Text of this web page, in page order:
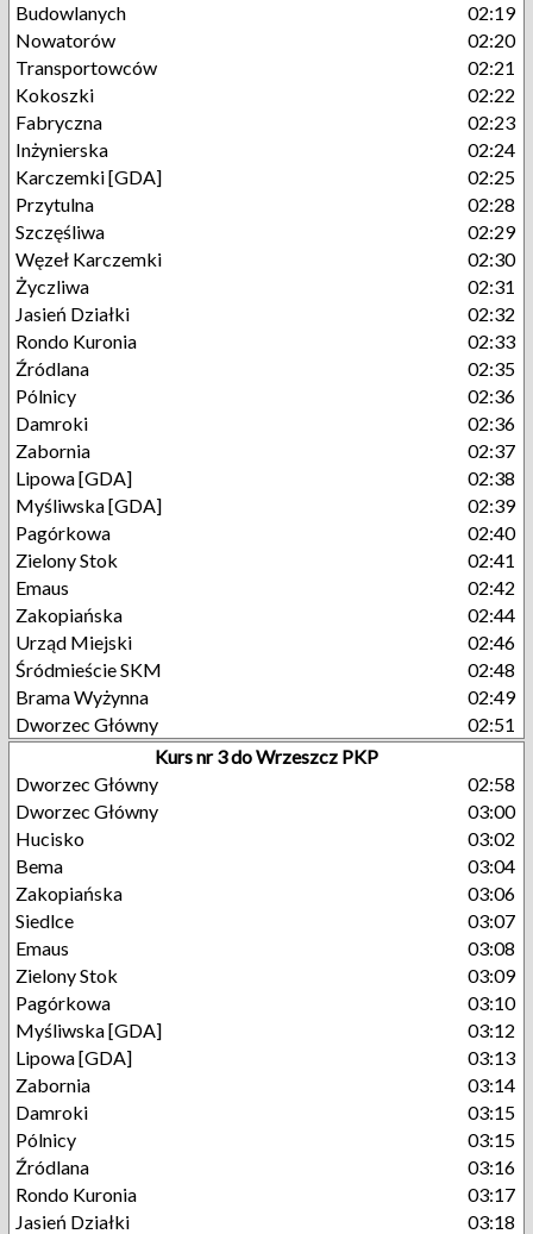
Budowlanych
02:19
Nowatorów
02:20
Transportowców
02:21
Kokoszki
02:22
Fabryczna
02:23
Inżynierska
02:24
Karczemki [GDA]
02:25
Przytulna
02:28
Szczęśliwa
02:29
Węzeł Karczemki
02:30
Życzliwa
02:31
Jasień Działki
02:32
Rondo Kuronia
02:33
Źródlana
02:35
Pólnicy
02:36
Damroki
02:36
Zabornia
02:37
Lipowa [GDA]
02:38
Myśliwska [GDA]
02:39
Pagórkowa
02:40
Zielony Stok
02:41
Emaus
02:42
Zakopiańska
02:44
Urząd Miejski
02:46
Śródmieście SKM
02:48
Brama Wyżynna
02:49
Dworzec Główny
02:51
Kurs nr 3 do Wrzeszcz PKP
Dworzec Główny
02:58
Dworzec Główny
03:00
Hucisko
03:02
Bema
03:04
Zakopiańska
03:06
Siedlce
03:07
Emaus
03:08
Zielony Stok
03:09
Pagórkowa
03:10
Myśliwska [GDA]
03:12
Lipowa [GDA]
03:13
Zabornia
03:14
Damroki
03:15
Pólnicy
03:15
Źródlana
03:16
Rondo Kuronia
03:17
Jasień Działki
03:18